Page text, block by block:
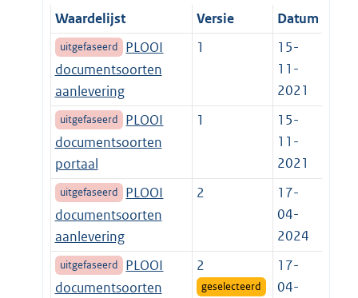
Waardelijst Versie Datum
uitgefaseerd
PLOOI
documentsoorten
aanlevering
1
15-
11-
2021
uitgefaseerd
PLOOI
documentsoorten
portaal
1
15-
11-
2021
uitgefaseerd
PLOOI
documentsoorten
aanlevering
2
17-
04-
2024
uitgefaseerd
PLOOI
documentsoorten
2
geselecteerd
17-
04-